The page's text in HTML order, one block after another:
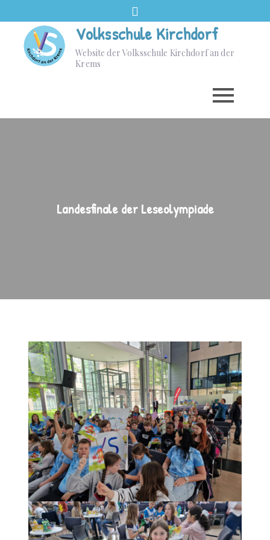
Volksschule Kirchdorf
Website der Volksschule Kirchdorf an der
Krems
Landesfinale der Leseolympiade